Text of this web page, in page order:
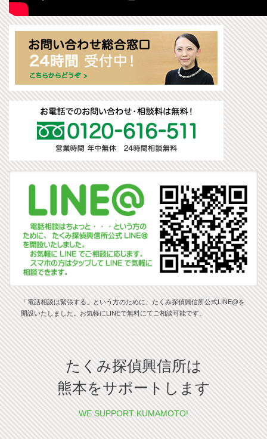
「電話相談は緊張する」という方のために、たくみ探偵興信所公式LINE@を
開設いたしました。お気軽にLINEで無料にてご相談可能です。
たくみ探偵興信所は
熊本をサポートします
WE SUPPORT KUMAMOTO!